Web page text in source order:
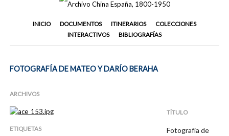
INICIO DOCUMENTOS ITINERARIOS
COLECCIONES
INTERACTIVOS
BIBLIOGRAFÍAS
FOTOGRAFÍA DE MATEO Y DARÍO BERAHA
ARCHIVOS
ETIQUETAS
TÍTULO
Fotografía de